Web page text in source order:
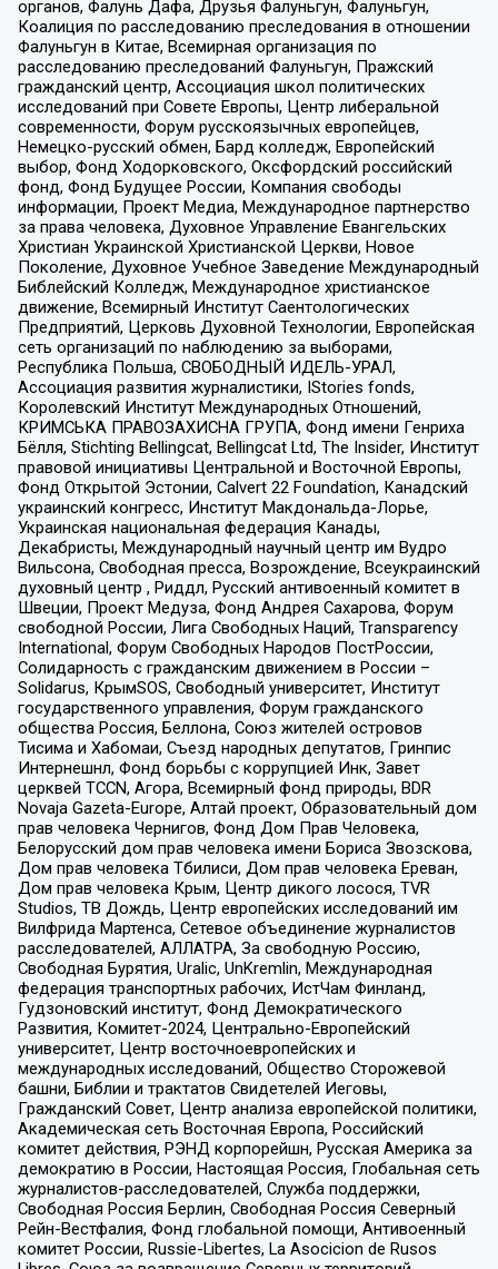
органов, Фалунь Дафа, Друзья Фалуньгун, Фалуньгун,
Коалиция по расследованию преследования в отношении
Фалуньгун в Китае, Всемирная организация по
расследованию преследований Фалуньгун, Пражский
гражданский центр, Ассоциация школ политических
исследований при Совете Европы, Центр либеральной
современности, Форум русскоязычных европейцев,
Немецко-русский обмен, Бард колледж, Европейский
выбор, Фонд Ходорковского, Оксфордский российский
фонд, Фонд Будущее России, Компания свободы
информации, Проект Медиа, Международное партнерство
за права человека, Духовное Управление Евангельских
Христиан Украинской Христианской Церкви, Новое
Поколение, Духовное Учебное Заведение Международный
Библейский Колледж, Международное христианское
движение, Всемирный Институт Саентологических
Предприятий, Церковь Духовной Технологии, Европейская
сеть организаций по наблюдению за выборами,
Республика Польша, СВОБОДНЫЙ ИДЕЛЬ-УРАЛ,
Ассоциация развития журналистики, IStories fonds,
Королевский Институт Международных Отношений,
КРИМСЬКА ПРАВОЗАХИСНА ГРУПА, Фонд имени Генриха
Бёлля, Stichting Bellingcat, Bellingcat Ltd, The Insider, Институт
правовой инициативы Центральной и Восточной Европы,
Фонд Открытой Эстонии, Calvert 22 Foundation, Канадский
украинский конгресс, Институт Макдональда-Лорье,
Украинская национальная федерация Канады,
Декабристы, Международный научный центр им Вудро
Вильсона, Свободная пресса, Возрождение, Всеукраинский
духовный центр , Риддл, Русский антивоенный комитет в
Швеции, Проект Медуза, Фонд Андрея Сахарова, Форум
свободной России, Лига Свободных Наций, Transparеncy
International, Форум Свободных Народов ПостРоссии,
Солидарность с гражданским движением в России –
Solidarus, КрымSOS, Свободный университет, Институт
государственного управления, Форум гражданского
общества Россия, Беллона, Союз жителей островов
Тисима и Хабомаи, Съезд народных депутатов, Гринпис
Интернешнл, Фонд борьбы с коррупцией Инк, Завет
церквей TCCN, Агора, Всемирный фонд природы, BDR
Novaja Gazeta-Europe, Алтай проект, Образовательный дом
прав человека Чернигов, Фонд Дом Прав Человека,
Белорусский дом прав человека имени Бориса Звозскова,
Дом прав человека Тбилиси, Дом прав человека Ереван,
Дом прав человека Крым, Центр дикого лосося, TVR
Studios, ТВ Дождь, Центр европейских исследований им
Вилфрида Мартенса, Сетевое объединение журналистов
расследователей, АЛЛАТРА, За свободную Россию,
Свободная Бурятия, Uralic, UnKremlin, Международная
федерация транспортных рабочих, ИстЧам Финланд,
Гудзоновский институт, Фонд Демократического
Развития, Комитет-2024, Центрально-Европейский
университет, Центр восточноевропейских и
международных исследований, Общество Сторожевой
башни, Библии и трактатов Свидетелей Иеговы,
Гражданский Совет, Центр анализа европейской политики,
Академическая сеть Восточная Европа, Российский
комитет действия, РЭНД корпорейшн, Русская Америка за
демократию в России, Настоящая Россия, Глобальная сеть
журналистов-расследователей, Служба поддержки,
Свободная Россия Берлин, Свободная Россия Северный
Рейн-Вестфалия, Фонд глобальной помощи, Антивоенный
комитет России, Russie-Libertes, La Asocicion de Rusos